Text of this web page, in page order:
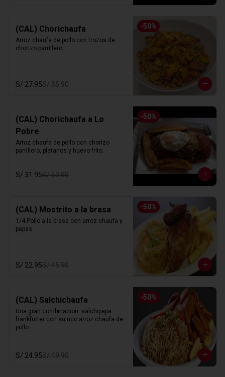
-50%
(CAL) Chorichaufa
Arroz chaufa de pollo con trozos de
chorizo parrillero.
S/ 27.95S/ 55.90
-50%
(CAL) Chorichaufa a Lo
Pobre
Arroz chaufa de pollo con chorizo
parrillero, platanos y huevo frito.
S/ 31.95S/ 63.90
-50%
(CAL) Mostrito a la brasa
1/4 Pollo a la brasa con arroz chaufa y
papas.
S/ 22.95S/ 45.90
-50%
(CAL) Salchichaufa
Una gran combinacion: salchipapa
frankfurter con su rico arroz chaufa de
pollo.
S/ 24.95S/ 49.90